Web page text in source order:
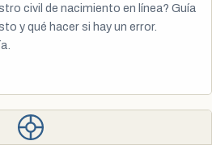
civil de nacimiento en línea? Guía
y qué hacer si hay un error.